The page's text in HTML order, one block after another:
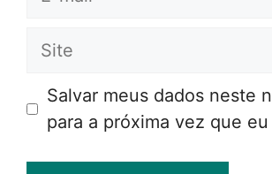
Site
Salvar meus dados neste
para a próxima vez que